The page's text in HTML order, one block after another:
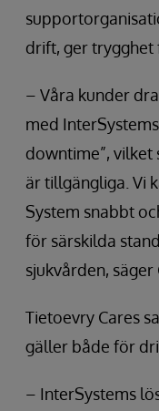
drift, ger trygghet
– Våra kunder
med
downtime”,
är tillgängliga. Vi
System snabbt
för särskilda
sjukvården, säger
Tietoevry Cares
gäller både för
– InterSystems